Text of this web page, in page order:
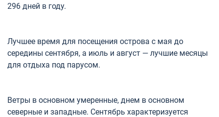
296 дней в году.
Лучшее время для посещения острова с мая до
середины сентября, а июль и август — лучшие месяцы
для отдыха под парусом.
Ветры в основном умеренные, днем ​​в основном
северные и западные. Сентябрь характеризуется